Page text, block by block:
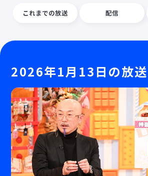
これまでの放送 配信
2026年1月13日の放送